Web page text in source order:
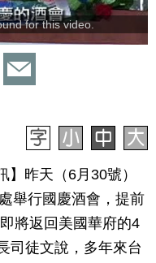
for this video.
】昨天（6月30號）
舉行國慶酒會，提前
將返回美國華府的4
司徒文說，多年來台